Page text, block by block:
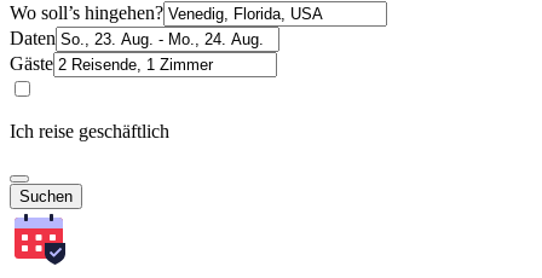
Wo soll’s hingehen?
Daten
Gäste
Ich reise geschäftlich
Suchen